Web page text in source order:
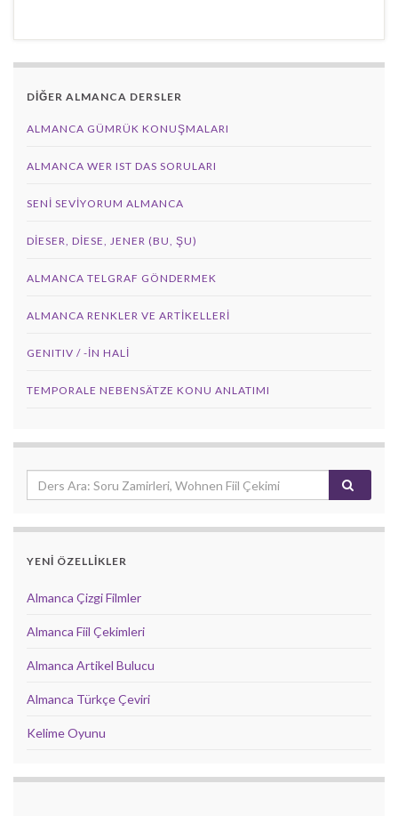
DİĞER ALMANCA DERSLER
ALMANCA GÜMRÜK KONUŞMALARI
ALMANCA WER IST DAS SORULARI
SENI SEVIYORUM ALMANCA
DIESER, DIESE, JENER (BU, ŞU)
ALMANCA TELGRAF GÖNDERMEK
ALMANCA RENKLER VE ARTIKELLERI
GENITIV / -İN HALİ
TEMPORALE NEBENSÄTZE KONU ANLATIMI
YENİ ÖZELLİKLER
Almanca Çizgi Filmler
Almanca Fiil Çekimleri
Almanca Artikel Bulucu
Almanca Türkçe Çeviri
Kelime Oyunu